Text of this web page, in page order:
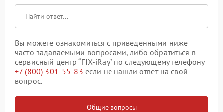
Вы можете ознакомиться с приведенными ниже
часто задаваемыми вопросами, либо обратиться в
сервисный центр “FIX-iRay” по следующему телефону
+7 (800) 301-55-83 если не нашли ответ на свой
вопрос.
Общие вопросы